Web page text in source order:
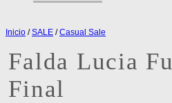
Inicio / SALE / Casual Sale
Falda Lucia
Final